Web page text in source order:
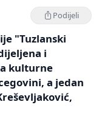
Podijeli
"Tuzlanski
i
kulturne
a jedan